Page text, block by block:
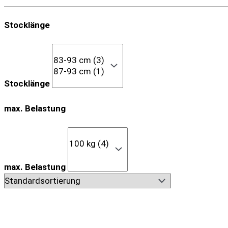
Stocklänge
Stocklänge
max. Belastung
max. Belastung